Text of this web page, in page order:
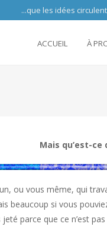
de l'un à
ACCUEIL À
Mais qu’est-ce
ou vous même, qui
beaucoup si vous
parce que ce n’est